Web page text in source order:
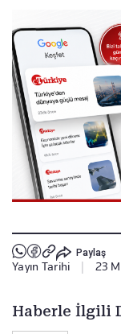
Paylaş
Yayın Tarihi 23
Haberle İlgili